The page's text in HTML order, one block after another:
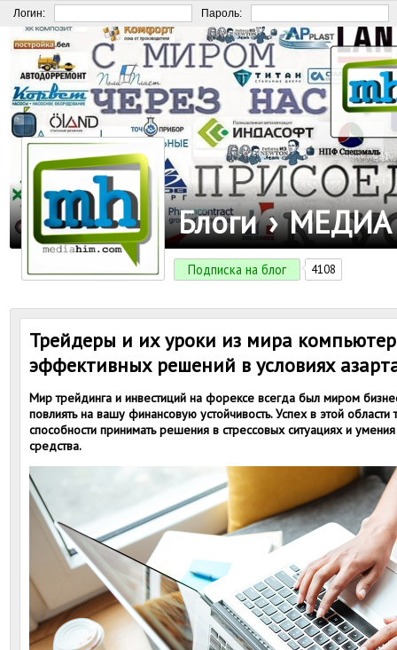
Логин: Пароль:
Блоги ›
Подписка на блог 4108
Трейдеры и их уроки из мира
эффективных решений в условиях
Мир трейдинга и инвестиций на форексе всегда был миром
повлиять на вашу финансовую устойчивость. Успех в этой области
способности принимать решения в стрессовых ситуациях и
средства.